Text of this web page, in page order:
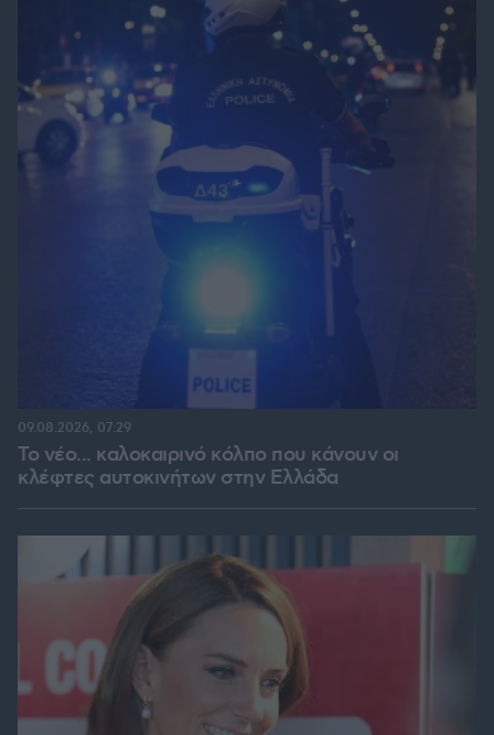
Το νέο... καλοκαιρινό κόλπο που κάνουν οι
κλέφτες αυτοκινήτων στην Ελλάδα
09.08.2026, 07:29